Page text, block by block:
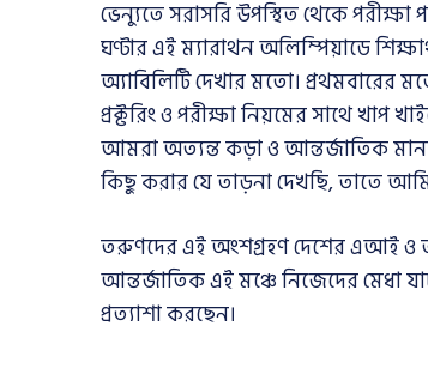
ভেন্যুতে সরাসরি উপস্থিত থেকে
ঘণ্টার এই ম্যারাথন অলিম্পিয়াডে
অ্যাবিলিটি দেখার মতো।
প্রক্টরিং ও পরীক্ষা নিয়মের সাথে
আমরা অত্যন্ত কড়া ও আন্তর্জাতিক
কিছু করার যে তাড়না দেখছি, তাতে
তরুণদের এই অংশগ্রহণ দেশের এআই ও
আন্তর্জাতিক এই মঞ্চে নিজেদের মেধা
প্রত্যাশা করছেন।